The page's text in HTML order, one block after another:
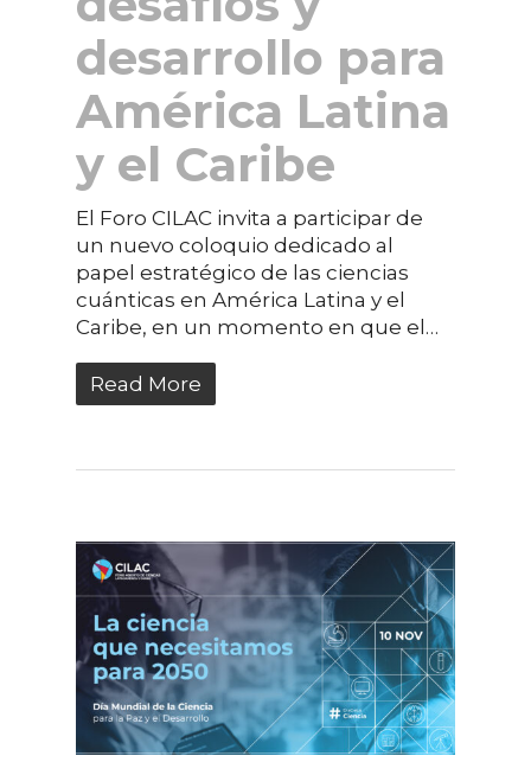
desarrollo para
América Latina
y el Caribe
El Foro CILAC invita a participar de
un nuevo coloquio dedicado al
papel estratégico de las ciencias
cuánticas en América Latina y el
Caribe, en un momento en que el…
Read More